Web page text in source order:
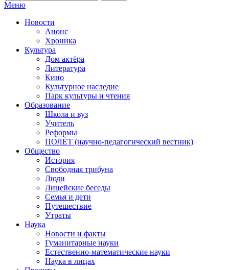
Меню
Новости
Анонс
Хроника
Культура
Дом актёра
Литература
Кино
Культурное наследие
Парк культуры и чтения
Образование
Школа и вуз
Учитель
Реформы
ПОЛЁТ (научно-педагогический вестник)
Общество
История
Свободная трибуна
Люди
Лицейские беседы
Семья и дети
Путешествие
Утраты
Наука
Новости и факты
Гуманитарные науки
Естественно-математические науки
Наука в лицах